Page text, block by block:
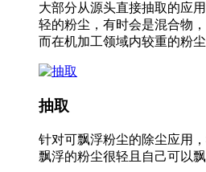
大部分从源头直接抽取的应
轻的粉尘，有时会是混合物
而在机加工领域内较重的粉尘
抽取
针对可飘浮粉尘的除尘应用
飘浮的粉尘很轻且自己可以飘